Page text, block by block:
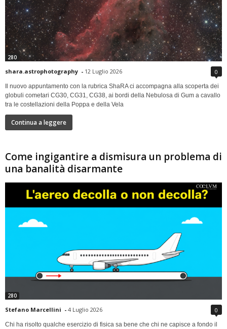
280
shara.astrophotography - 12 Luglio 2026 0
Il nuovo appuntamento con la rubrica ShaRA ci accompagna alla scoperta dei
globuli cometari CG30, CG31, CG38, ai bordi della Nebulosa di Gum a cavallo
tra le costellazioni della Poppa e della Vela
Continua a leggere
Come ingigantire a dismisura un problema di
una banalità disarmante
280
Stefano Marcellini - 4 Luglio 2026 0
Chi ha risolto qualche esercizio di fisica sa bene che chi ne capisce a fondo il